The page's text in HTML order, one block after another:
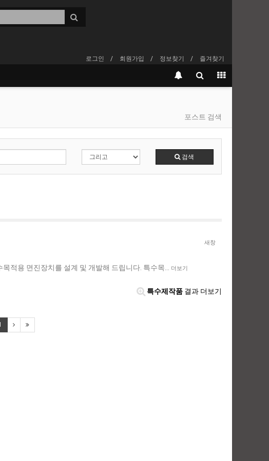
로그인 회원가입 정보찾기 즐겨찾기
포스트 검색
검색
새창
적용 면진장치를 설계 및 개발해 드립니다. 특수목… 더보기
특수제작품 결과 더보기